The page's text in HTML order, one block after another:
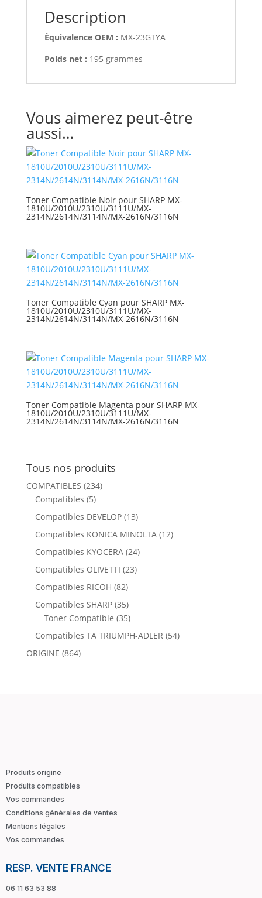
Description
Équivalence OEM : MX-23GTYA
Poids net : 195 grammes
Vous aimerez peut-être
aussi…
Toner Compatible Noir pour SHARP MX-
1810U/2010U/2310U/3111U/MX-
2314N/2614N/3114N/MX-2616N/3116N
Toner Compatible Cyan pour SHARP MX-
1810U/2010U/2310U/3111U/MX-
2314N/2614N/3114N/MX-2616N/3116N
Toner Compatible Magenta pour SHARP MX-
1810U/2010U/2310U/3111U/MX-
2314N/2614N/3114N/MX-2616N/3116N
Tous nos produits
COMPATIBLES (234)
Compatibles (5)
Compatibles DEVELOP (13)
Compatibles KONICA MINOLTA (12)
Compatibles KYOCERA (24)
Compatibles OLIVETTI (23)
Compatibles RICOH (82)
Compatibles SHARP (35)
Toner Compatible (35)
Compatibles TA TRIUMPH-ADLER (54)
ORIGINE (864)
Produits origine
Produits compatibles
Vos commandes
Conditions générales de ventes
Mentions légales
Vos commandes
RESP. VENTE FRANCE
06 11 63 53 88